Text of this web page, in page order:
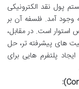
پول نقد الکترونیکی
وجود آمد. فلسفه آن بر
است. در مقابل،
های پیشرفته تر، حل
پلتفرم هایی برای